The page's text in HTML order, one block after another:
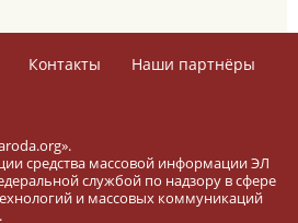
Контакты
Наши партнёры
средства массовой информации ЭЛ
службой по надзору в сфере
и массовых коммуникаций